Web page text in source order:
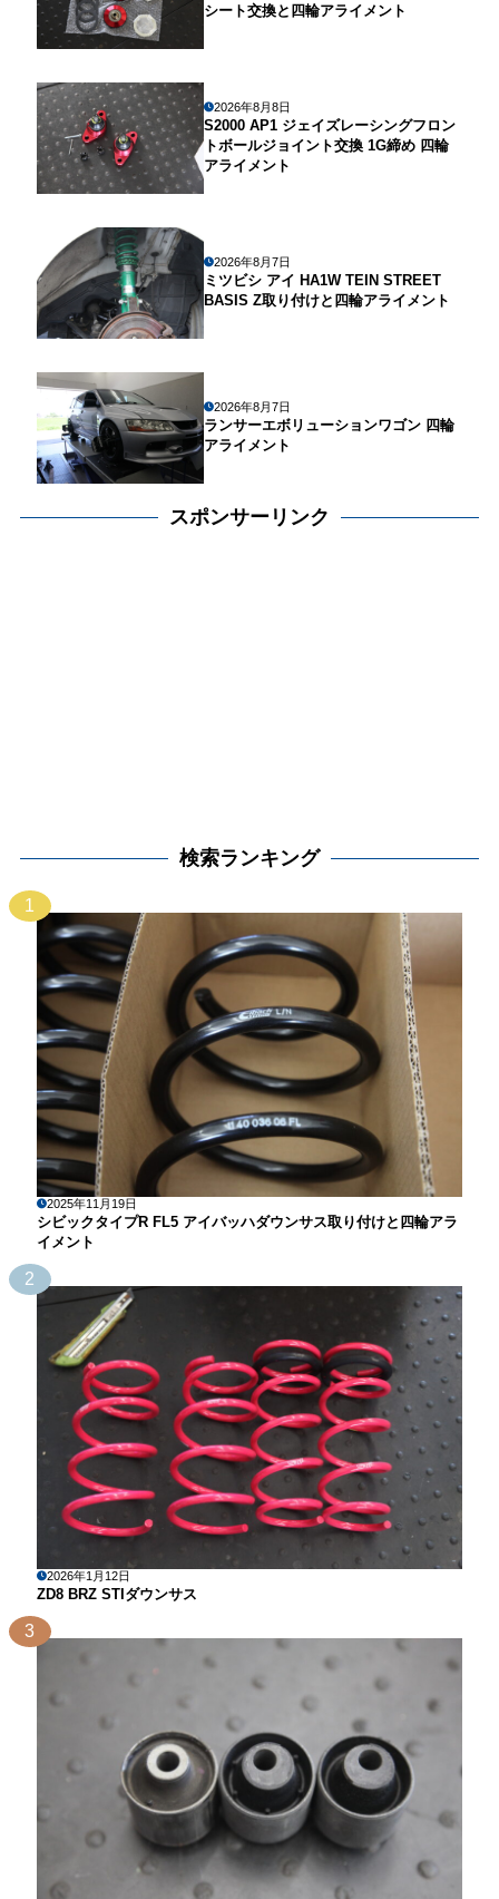
シート交換と四輪アライメント
2026年8月8日
S2000 AP1 ジェイズレーシングフロン
トボールジョイント交換 1G締め 四輪
アライメント
2026年8月7日
ミツビシ アイ HA1W TEIN STREET
BASIS Z取り付けと四輪アライメント
2026年8月7日
ランサーエボリューションワゴン 四輪
アライメント
スポンサーリンク
検索ランキング
1
2025年11月19日
シビックタイプR FL5 アイバッハダウンサス取り付けと四輪アラ
イメント
2
2026年1月12日
ZD8 BRZ STIダウンサス
3